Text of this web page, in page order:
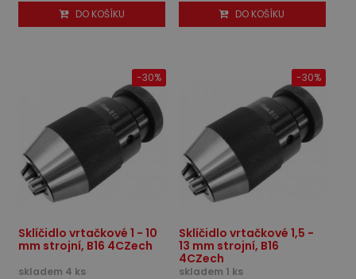
DO KOŠÍKU
DO KOŠÍKU
Sklíčidlo vrtačkové 1 - 10
mm strojní, B16 4CZech
skladem 4 ks
-30%
Sklíčidlo vrtačkové 1,5 -
13 mm strojní, B16
4CZech
skladem 1 ks
-30%